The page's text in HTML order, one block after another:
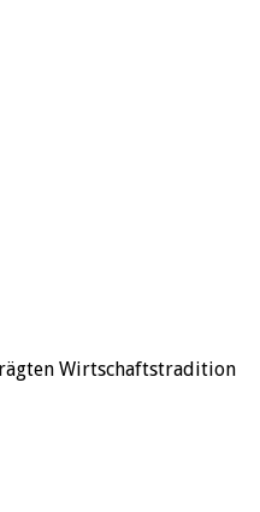
Wirtschaftstradition